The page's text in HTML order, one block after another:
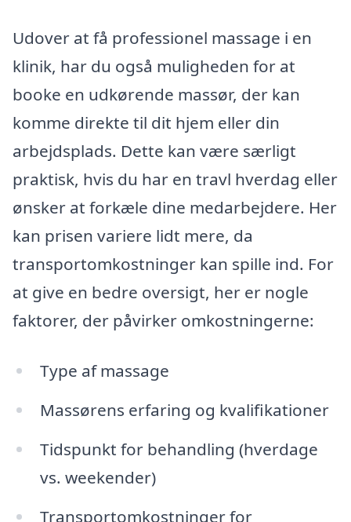
Udover at få professionel massage i en
klinik, har du også muligheden for at
booke en udkørende massør, der kan
komme direkte til dit hjem eller din
arbejdsplads. Dette kan være særligt
praktisk, hvis du har en travl hverdag eller
ønsker at forkæle dine medarbejdere. Her
kan prisen variere lidt mere, da
transportomkostninger kan spille ind. For
at give en bedre oversigt, her er nogle
faktorer, der påvirker omkostningerne:
Type af massage
Massørens erfaring og kvalifikationer
Tidspunkt for behandling (hverdage
vs. weekender)
Transportomkostninger for